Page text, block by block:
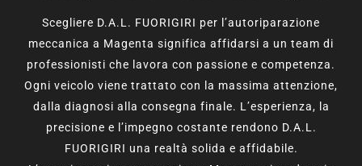
Scegliere D.A.L. FUORIGIRI per l’autoriparazione
meccanica a Magenta significa affidarsi a un team di
professionisti che lavora con passione e competenza.
Ogni veicolo viene trattato con la massima attenzione,
dalla diagnosi alla consegna finale. L’esperienza, la
precisione e l’impegno costante rendono D.A.L.
FUORIGIRI una realtà solida e affidabile.